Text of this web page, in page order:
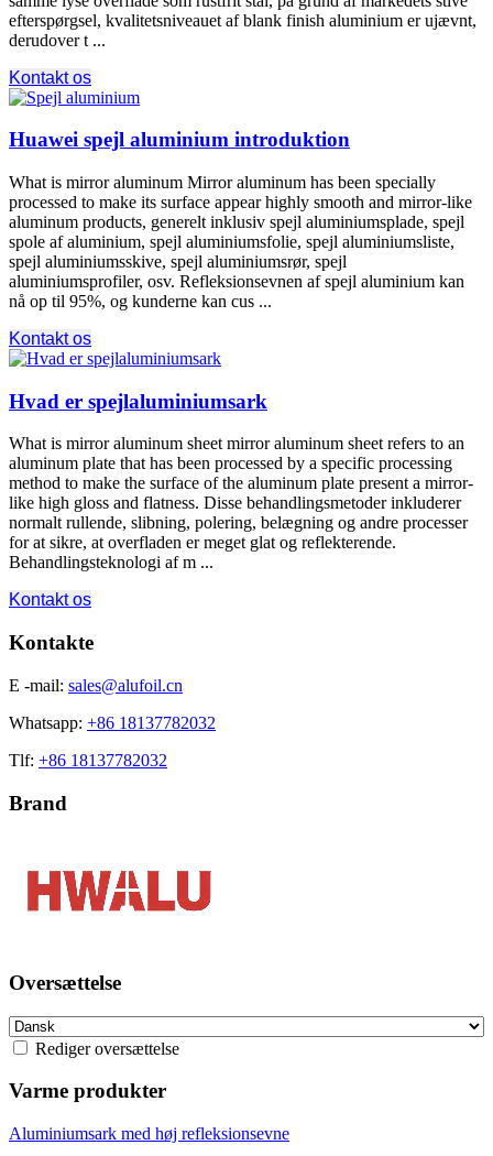
efterspørgsel, kvalitetsniveauet af blank finish aluminium er ujævnt,
derudover t ...
Kontakt os
Huawei spejl aluminium introduktion
What is mirror aluminum Mirror aluminum has been specially
processed to make its surface appear highly smooth and mirror-like
aluminum products, generelt inklusiv spejl aluminiumsplade, spejl
spole af aluminium, spejl aluminiumsfolie, spejl aluminiumsliste,
spejl aluminiumsskive, spejl aluminiumsrør, spejl
aluminiumsprofiler, osv. Refleksionsevnen af ​​spejl aluminium kan
nå op til 95%, og kunderne kan cus ...
Kontakt os
Hvad er spejlaluminiumsark
What is mirror aluminum sheet mirror aluminum sheet refers to an
aluminum plate that has been processed by a specific processing
method to make the surface of the aluminum plate present a mirror-
like high gloss and flatness. Disse behandlingsmetoder inkluderer
normalt rullende, slibning, polering, belægning og andre processer
for at sikre, at overfladen er meget glat og reflekterende.
Behandlingsteknologi af m ...
Kontakt os
Kontakte
E -mail: sales@alufoil.cn
Whatsapp: +86 18137782032
Tlf: +86 18137782032
Brand
Oversættelse
Rediger oversættelse
Varme produkter
Aluminiumsark med høj refleksionsevne